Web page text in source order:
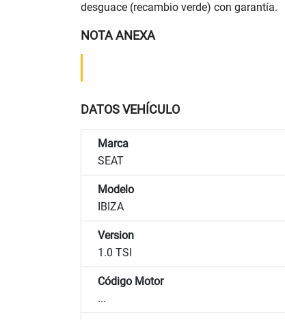
desguace (recambio verde) con garantía.
NOTA ANEXA
DATOS VEHÍCULO
Marca
SEAT
Modelo
IBIZA
Version
1.0 TSI
Código Motor
...